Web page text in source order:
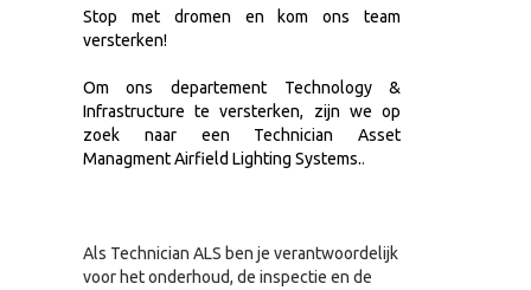
Stop met dromen en kom ons team
versterken!
Om ons departement Technology &
Infrastructure te versterken, zijn we op
zoek naar een Technician Asset
Managment Airfield Lighting Systems..
Als Technician ALS ben je verantwoordelijk
voor het onderhoud, de inspectie en de